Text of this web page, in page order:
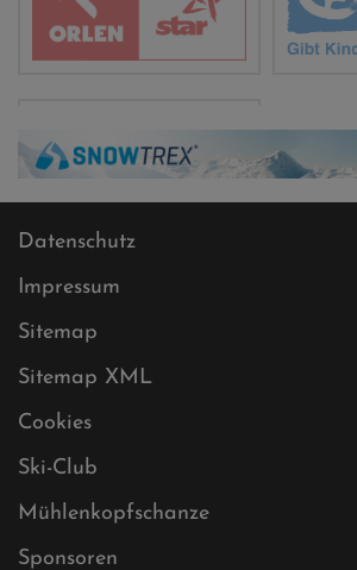
Datenschutz
Impressum
Sitemap
Sitemap XML
Cookies